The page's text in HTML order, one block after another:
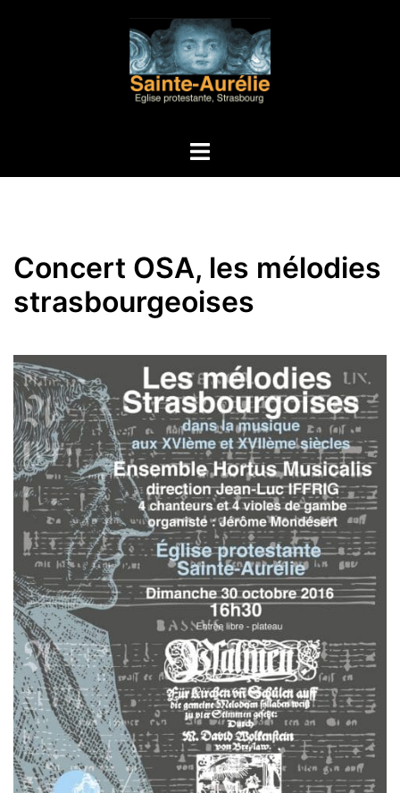
Ouvrir/fermer
Concert OSA, les mélodies
strasbourgeoises